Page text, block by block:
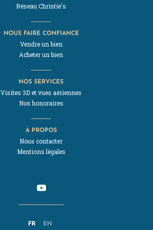
FR EN
Réseau Christie's
NOUS FAIRE CONFIANCE
Vendre un bien
Acheter un bien
NOS SERVICES
Visites 3D et vues aériennes
Nos honoraires
À PROPOS
Nous contacter
Mentions légales